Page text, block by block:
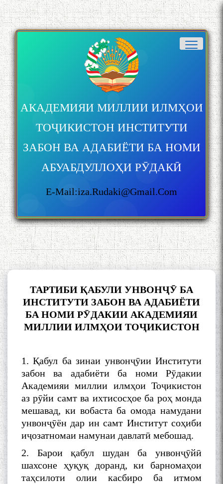
АКАДЕМИЯИ МИЛЛИИ ИЛМҲОИ
ТОҶИКИСТОН ИНСТИТУТИ
ЗАБОН ВА АДАБИЁТИ БА НОМИ
АБУАБДУЛЛОҲИ РӮДАКӢ
E-Mail:iza.rudaki@gmail.com
ТАРТИБИ ҚАБУЛИ УНВОНҶӮ БА
ИНСТИТУТИ ЗАБОН ВА АДАБИЁТИ
БА НОМИ РӮДАКИИ АКАДЕМИЯИ
МИЛЛИИ ИЛМҲОИ ТОҶИКИСТОН
1. Қабул ба зинаи унвонҷӯии Институти
забон ва адабиёти ба номи Рӯдакии
Академияи миллии илмҳои Тоҷикистон
аз рӯйи самт ва ихтисосҳое ба роҳ монда
мешавад, ки вобаста ба омода намудани
унвонҷӯён дар ин самт Институт соҳиби
иҷозатномаи намунаи давлатӣ мебошад.
2. Барои қабул шудан ба унвонҷӯйӣ
шахсоне ҳуқуқ доранд, ки барномаҳои
таҳсилоти олии касбиро ба итмом